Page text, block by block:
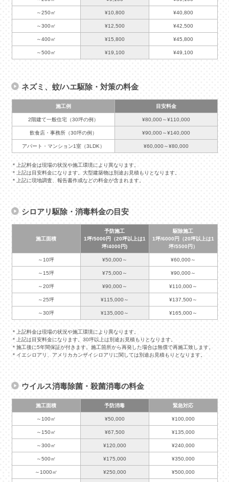
～250㎡ ¥10,800 ¥40,800
～300㎡ ¥12,500 ¥42,500
～400㎡ ¥15,800 ¥45,800
～500㎡ ¥19,100 ¥49,100
ネズミ、蚊/ハエ駆除・対策の料金
施工例 目安料金
2階建て一般住宅（30坪の例） ¥80,000～¥110,000
飲食店・事務所（30坪の例） ¥90,000～¥140,000
アパート・マンション1室（3LDK） ¥60,000～¥80,000
＊上記料金は現場の状況や施工環境により異なります。
＊上記は目安料金になります。大型建築物は別途お見積もりとなります。
＊上記に現地調査、報告書作成などの料金が含まれます。
シロアリ駆除・消毒料金の目安
施工面積
予防施工
1坪/5000円（20坪以上は1
坪/4000円)
駆除施工
1坪/6000円（20坪以上は1
坪/5500円）
～10坪 ¥50,000～ ¥60,000～
～15坪 ¥75,000～ ¥90,000～
～20坪 ¥90,000～ ¥110,000～
～25坪 ¥115,000～ ¥137,500～
～30坪 ¥135,000～ ¥165,000～
＊上記料金は現場の状況や施工環境により異なります。
＊上記は目安料金になります。30坪以上は別途お見積もりとなります。
＊施工後に5年間保証が付きます。施工箇所から再発した場合は無償で再施工致します。
＊イエシロアリ、アメリカカンザイシロアリに関しては別途お見積もりとなります。
ウイルス消毒除菌・殺菌消毒の料金
施工面積 予防消毒 緊急対応
～100㎡ ¥50,000 ¥100,000
～150㎡ ¥67,500 ¥135,000
～300㎡ ¥120,000 ¥240,000
～500㎡ ¥175,000 ¥350,000
～1000㎡ ¥250,000 ¥500,000